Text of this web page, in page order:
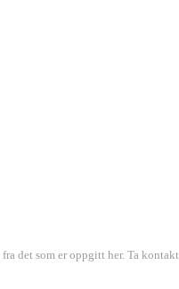
det som er oppgitt her. Ta kontakt